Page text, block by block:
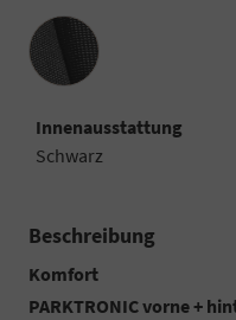
Innenausstattung
Innenausstattung
Schwarz
Beschreibung
Komfort
PARKTRONIC vorne +